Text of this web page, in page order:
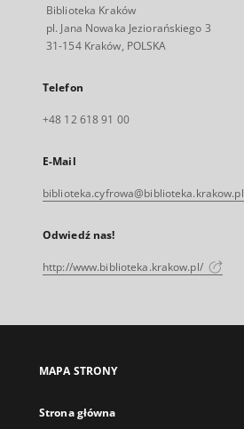
Biblioteka Kraków
pl. Jana Nowaka Jeziorańskiego 3
31-154 Kraków, POLSKA
Telefon
+48 12 618 91 00
E-Mail
biblioteka.cyfrowa@biblioteka.krakow.pl
Odwiedź nas!
http://www.biblioteka.krakow.pl/
MAPA STRONY
Strona główna